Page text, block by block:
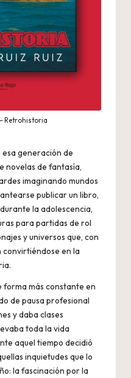
Retrohistoria
esa generación de
novelas de fantasía,
imaginando mundos
publicar un libro,
la adolescencia,
para partidas de rol
y universos que, con
convirtiéndose en la
forma más constante en
de pausa profesional
y daba clases
toda la vida
aquel tiempo decidió
inquietudes que lo
la fascinación por la